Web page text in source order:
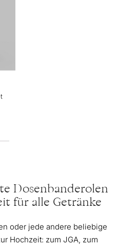
Dosenbanderolen
für alle Getränke
oder jede andere beliebige
Hochzeit: zum JGA, zum